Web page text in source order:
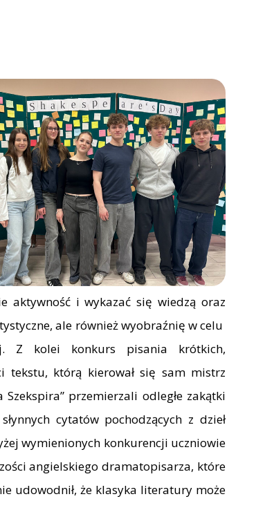
aktywność i wykazać się wiedzą oraz
ale również wyobraźnię w celu
Z kolei konkurs pisania krótkich,
tekstu, którą kierował się sam mistrz
przemierzali odległe zakątki
cytatów pochodzących z dzieł
wymienionych konkurencji uczniowie
angielskiego dramatopisarza, które
udowodnił, że klasyka literatury może